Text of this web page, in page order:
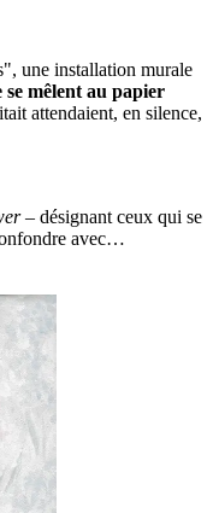
une installation murale
mêlent au papier
attendaient, en silence,
– désignant ceux qui se
avec…